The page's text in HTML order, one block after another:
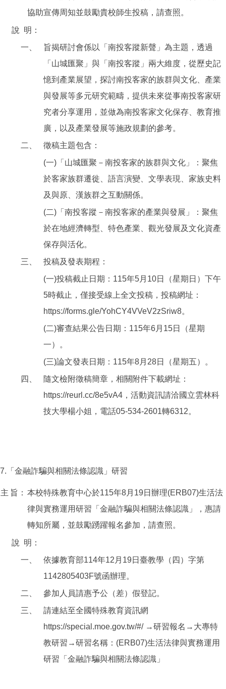
協助宣傳周知並鼓勵貴校師生投稿，請查照。
說 明：
一、
旨揭研討會係以「南投客蹤新聲」為主題，透過
「山城匯聚」與「南投客蹤」兩大維度，從歷史記
憶到產業展望，探討南投客家的族群與文化、產業
與發展等多元研究範疇，提供未來從事南投客家研
究者分享運用，並做為南投客家文化保存、教育推
廣，以及產業發展等施政規劃的參考。
二、
徵稿主題包含：
(一)「山城匯聚－南投客家的族群與文化」：聚焦
於客家族群遷徙、語言演變、文學表現、家族史料
及與原、漢族群之互動關係。
(二)「南投客蹤－南投客家的產業與發展」：聚焦
於在地經濟轉型、特色產業、觀光發展及文化資產
保存與活化。
三、
投稿及發表期程：
(一)投稿截止日期：115年5月10日（星期日）下午
5時截止，僅接受線上全文投稿，投稿網址：
https://forms.gle/YohCY4VVeV2zSriw8。
(二)審查結果公告日期：115年6月15日（星期
一）。
(三)論文發表日期：115年8月28日（星期五）。
四、
隨文檢附徵稿簡章，相關附件下載網址：
https://reurl.cc/8e5vA4，活動資訊請洽國立雲林科
技大學楊小姐，電話05-534-2601轉6312。
7.「金融詐騙與相關法條認識」研習
主 旨： 本校特殊教育中心於115年8月19日辦理(ERB07)生活法
律與實務運用研習「金融詐騙與相關法條認識」，惠請
轉知所屬，並鼓勵踴躍報名參加，請查照。
說 明：
一、
依據教育部114年12月19日臺教學（四）字第
1142805403F號函辦理。
二、
參加人員請惠予公（差）假登記。
三、
請連結至全國特殊教育資訊網
https://special.moe.gov.tw/#/ →研習報名→大專特
教研習→研習名稱：(ERB07)生活法律與實務運用
研習「金融詐騙與相關法條認識」